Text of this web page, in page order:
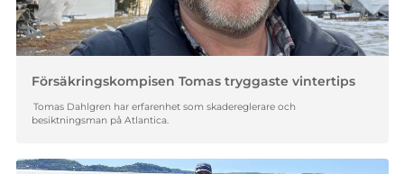
Försäkringskompisen Tomas tryggaste vintertips
Tomas Dahlgren har erfarenhet som skadereglerare och
besiktningsman på Atlantica.